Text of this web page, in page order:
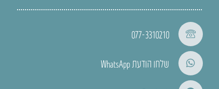
077-3310210
שלחו הודעת WhatsApp